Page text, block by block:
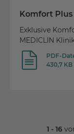
PDF-
430,7 KB
Komfort
Exklusive
MEDICLIN
1 - 16